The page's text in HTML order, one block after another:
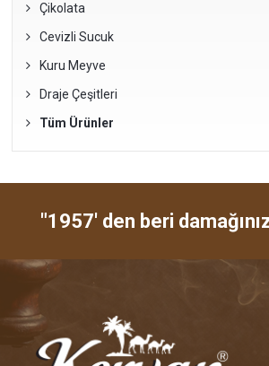
Çikolata
Cevizli Sucuk
Kuru Meyve
Draje Çeşitleri
Tüm Ürünler
"1957' den beri